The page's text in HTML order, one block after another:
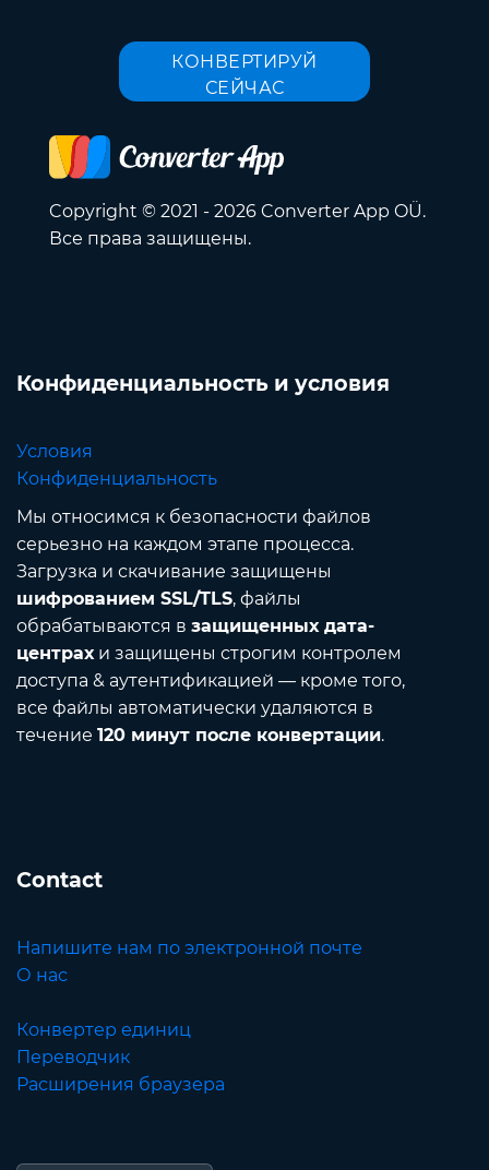
КОНВЕРТИРУЙ
СЕЙЧАС
Copyright © 2021 - 2026 Converter App OÜ.
Все права защищены.
Конфиденциальность и условия
Условия
Конфиденциальность
Мы относимся к безопасности файлов
серьезно на каждом этапе процесса.
Загрузка и скачивание защищены
шифрованием SSL/TLS, файлы
обрабатываются в защищенных дата-
центрахи защищены строгим контролем
доступа & аутентификацией — кроме того,
все файлы автоматически удаляются в
течение 120 минут после конвертации.
Contact
Напишите нам по электронной почте
О нас
Конвертер единиц
Переводчик
Расширения браузера